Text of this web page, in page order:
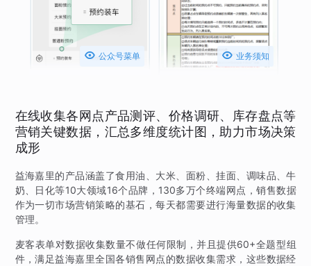
 公众号菜单  业务须知
在线收集各网点产品测评、价格调研、库存盘点等
营销关键数据，汇总多维度统计图，助力市场决策
成形
益海嘉里的产品涵盖了食用油、大米、面粉、挂面、调味品、牛
奶、日化等10大领域16个品牌，130多万个终端网点，销售数据
作为一切市场营销策略的基石，每天都需要进行海量数据的收集
管理。
麦客表单对数据收集数量不做任何限制，并且提供60+全题型组
件，满足益海嘉里全国各销售网点的数据收集需求，这些数据经